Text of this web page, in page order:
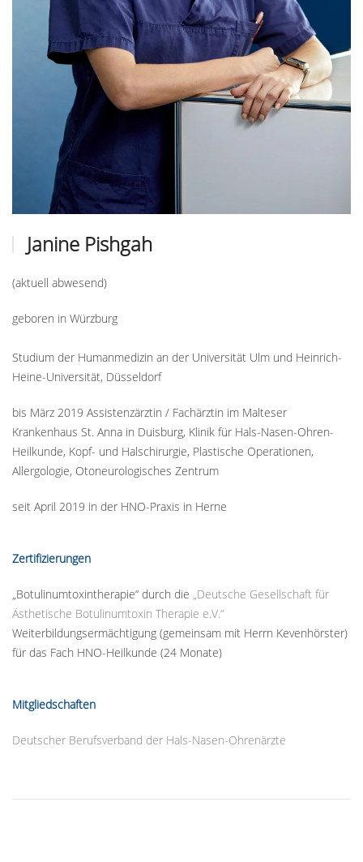
Janine Pishgah
(aktuell abwesend)
geboren in Würzburg
Studium der Humanmedizin an der Universität Ulm und Heinrich-
Heine-Universität, Düsseldorf
bis März 2019 Assistenzärztin / Fachärztin im Malteser
Krankenhaus St. Anna in Duisburg, Klinik für Hals-Nasen-Ohren-
Heilkunde, Kopf- und Halschirurgie, Plastische Operationen,
Allergologie, Otoneurologisches Zentrum
seit April 2019 in der HNO-Praxis in Herne
Zertifizierungen
„Botulinumtoxintherapie“ durch die „Deutsche Gesellschaft für
Ästhetische Botulinumtoxin Therapie e.V.“
Weiterbildungsermächtigung (gemeinsam mit Herrn Kevenhörster)
für das Fach HNO-Heilkunde (24 Monate)
Mitgliedschaften
Deutscher Berufsverband der Hals-Nasen-Ohrenärzte